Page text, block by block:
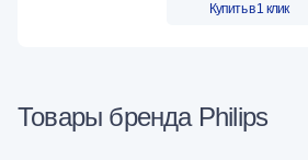
Купить в 1 клик
Товары бренда Philips